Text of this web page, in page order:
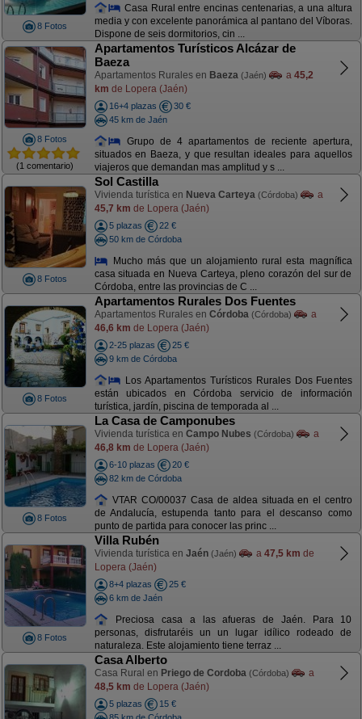
8 Fotos
Casa Rural entre encinas centenarias, a una altura
media y con excelente panorámica al pantano del Víboras.
Dispone de seis dormitorios, cin ...
8 Fotos
(1 comentario)
Apartamentos Turísticos Alcázar de
Baeza
Apartamentos Rurales en Baeza (Jaén) a 45,2
km de Lopera (Jaén)
16+4 plazas
30 €
45 km de Jaén
Grupo de 4 apartamentos de reciente apertura,
situados en Baeza, y que resultan ideales para aquellos
viajeros que demandan mas amplitud y s ...
8 Fotos
Sol Castilla
Vivienda turística en Nueva Carteya (Córdoba)
a
45,7 km de Lopera (Jaén)
5 plazas
22 €
50 km de Córdoba
Mucho más que un alojamiento rural esta magnífica
casa situada en Nueva Carteya, pleno corazón del sur de
Córdoba, entre las provincias de C ...
8 Fotos
Apartamentos Rurales Dos Fuentes
Apartamentos Rurales en Córdoba (Córdoba)
a
46,6 km de Lopera (Jaén)
2-25 plazas
25 €
9 km de Córdoba
Los Apartamentos Turísticos Rurales Dos Fuentes
están ubicados en Córdoba servicio de información
turística, jardín, piscina de temporada al ...
8 Fotos
La Casa de Camponubes
Vivienda turística en Campo Nubes (Córdoba)
a
46,8 km de Lopera (Jaén)
6-10 plazas
20 €
82 km de Córdoba
VTAR CO/00037 Casa de aldea situada en el centro
de Andalucía, estupenda tanto para el descanso como
punto de partida para conocer las princ ...
8 Fotos
Villa Rubén
Vivienda turística en Jaén (Jaén) a 47,5 km de
Lopera (Jaén)
8+4 plazas
25 €
6 km de Jaén
Preciosa casa a las afueras de Jaén. Para 10
personas, disfrutaréis un un lugar idílico rodeado de
naturaleza. Este alojamiento tiene terraz ...
Casa Alberto
Casa Rural en Priego de Cordoba (Córdoba)
a
48,5 km de Lopera (Jaén)
5 plazas
15 €